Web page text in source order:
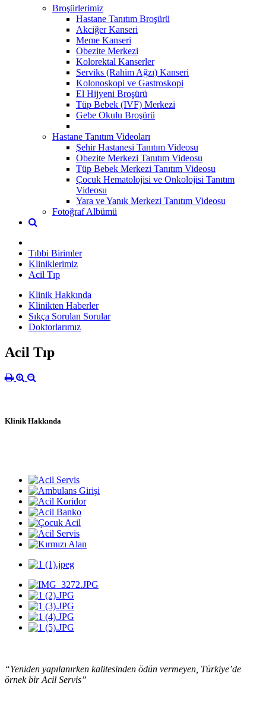
Broşürlerimiz
Hastane Tanıtım Broşürü
Akciğer Kanseri
Meme Kanseri
Obezite Merkezi
Kolorektal Kanserler
Serviks (Rahim Ağzı) Kanseri
Kolonoskopi ve Gastroskopi
El Hijyeni Broşürü
Tüp Bebek (IVF) Merkezi
Gebe Okulu Broşürü
Hastane Tanıtım Videoları
Şehir Hastanesi Tanıtım Videosu
Obezite Merkezi Tanıtım Videosu
Tüp Bebek Merkezi Tanıtım Videosu
Çocuk Hematolojisi ve Onkolojisi Tanıtım
Videosu
Yara ve Yanık Merkezi Tanıtım Videosu
Fotoğraf Albümü
Tıbbi Birimler
Kliniklerimiz
Acil Tıp
Klinik Hakkında
Klinikten Haberler
Sıkça Sorulan Sorular
Doktorlarımız
Acil Tıp
Klinik Hakkında
“Yeniden yapılanırken kalitesinden ödün vermeyen, Türkiye’de
örnek bir Acil Servis”